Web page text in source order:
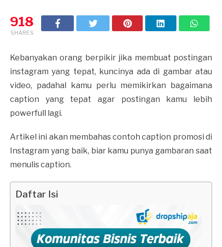
918
SHARES
Kebanyakan orang berpikir jika membuat postingan
instagram yang tepat, kuncinya ada di gambar atau
video, padahal kamu perlu memikirkan bagaimana
caption yang tepat agar postingan kamu lebih
powerfull lagi.
Artikel ini akan membahas contoh caption promosi di
Instagram yang baik, biar kamu punya gambaran saat
menulis caption.
Daftar Isi